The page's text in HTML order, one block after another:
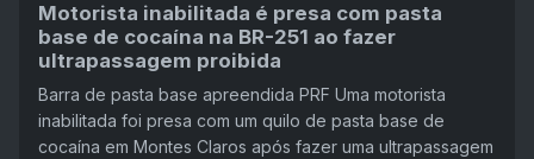
Motorista inabilitada é presa com pasta
base de cocaína na BR-251 ao fazer
ultrapassagem proibida
Barra de pasta base apreendida PRF Uma motorista
inabilitada foi presa com um quilo de pasta base de
cocaína em Montes Claros após fazer uma ultrapassagem